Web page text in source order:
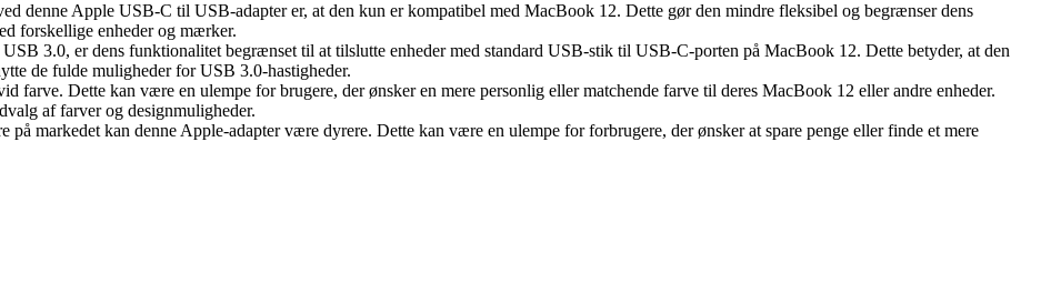
denne Apple USB-C til USB-adapter er, at den kun er kompatibel med MacBook 12. Dette gør den mindre fleksibel og begrænser dens
forskellige enheder og mærker.
USB 3.0, er dens funktionalitet begrænset til at tilslutte enheder med standard USB-stik til USB-C-porten på MacBook 12. Dette betyder, at den
de fulde muligheder for USB 3.0-hastigheder.
farve. Dette kan være en ulempe for brugere, der ønsker en mere personlig eller matchende farve til deres MacBook 12 eller andre enheder.
af farver og designmuligheder.
markedet kan denne Apple-adapter være dyrere. Dette kan være en ulempe for forbrugere, der ønsker at spare penge eller finde et mere